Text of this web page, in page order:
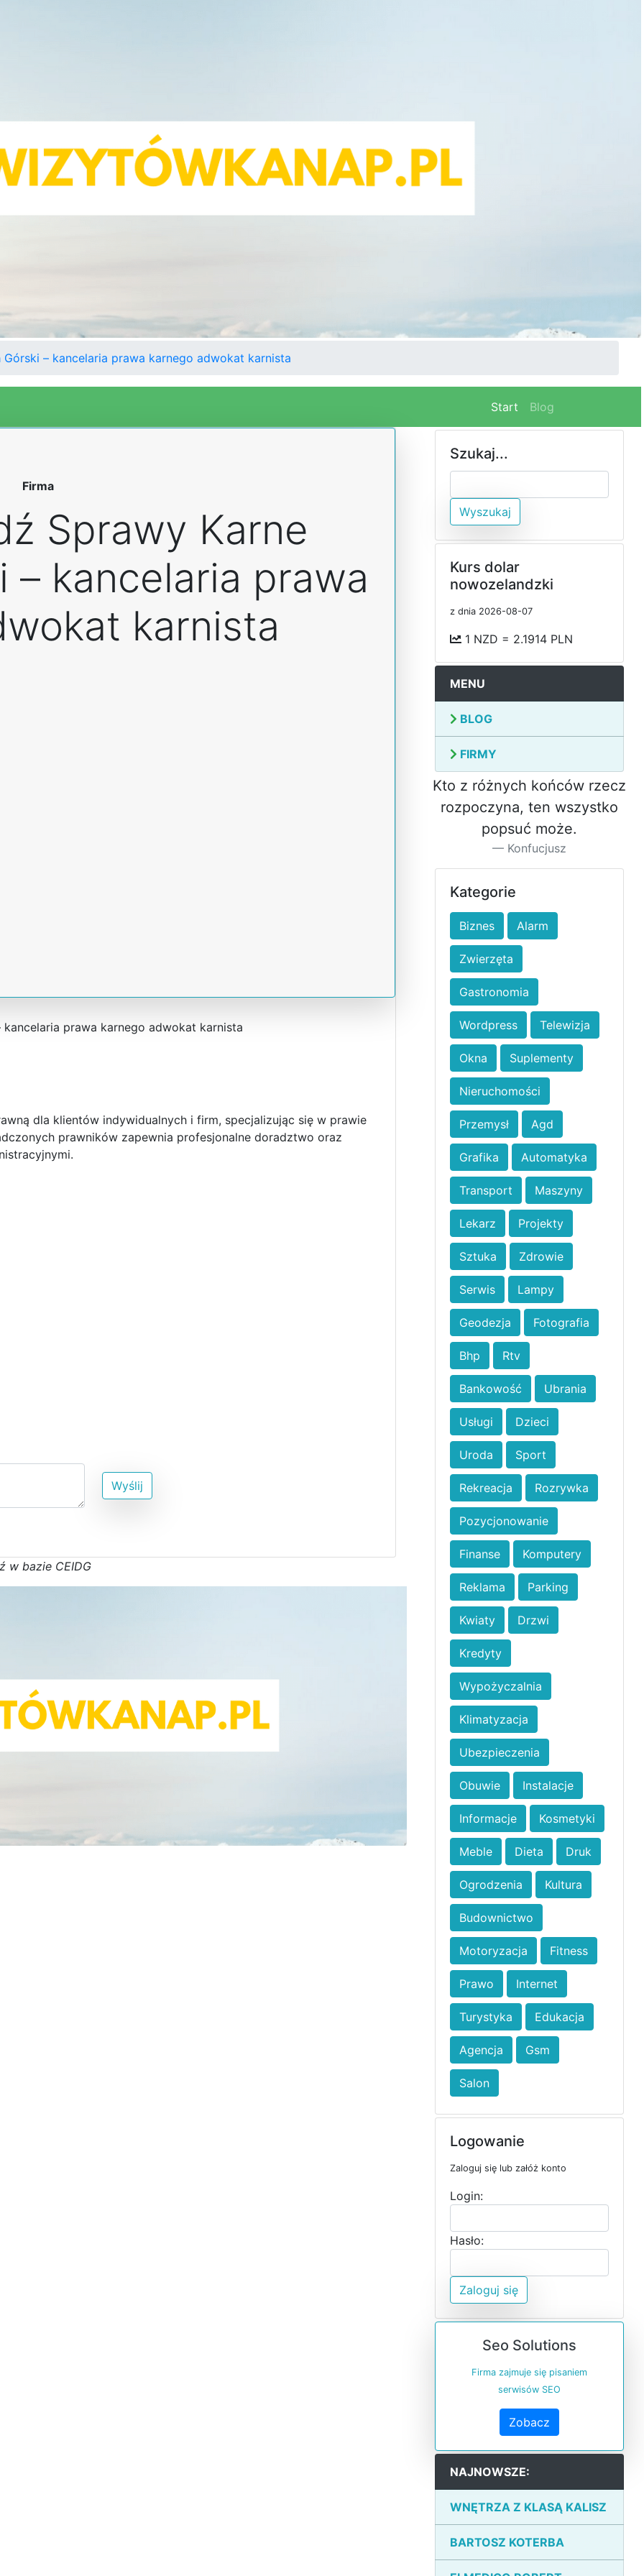
– kancelaria prawa karnego adwokat karnista
Start (current)
Blog
Firma
Sprawy Karne
– kancelaria prawa
karnista
prawa karnego adwokat karnista
dla klientów indywidualnych i firm, specjalizując się w prawie
prawników zapewnia profesjonalne doradztwo oraz
Wyślij
ź w bazie CEIDG
Szukaj...
Wyszukaj
Kurs dolar
nowozelandzki
z dnia 2026-08-07
1 NZD = 2.1914 PLN
MENU
BLOG
FIRMY
Kto z różnych końców rzecz
rozpoczyna, ten wszystko
popsuć może.
Konfucjusz
Kategorie
Biznes Alarm
Zwierzęta
Gastronomia
Wordpress Telewizja
Okna Suplementy
Nieruchomości
Przemysł Agd
Grafika Automatyka
Transport Maszyny
Lekarz Projekty
Sztuka Zdrowie
Serwis Lampy
Geodezja Fotografia
Bhp Rtv
Bankowość Ubrania
Usługi Dzieci
Uroda Sport
Rekreacja Rozrywka
Pozycjonowanie
Finanse Komputery
Reklama Parking
Kwiaty Drzwi
Kredyty
Wypożyczalnia
Klimatyzacja
Ubezpieczenia
Obuwie Instalacje
Informacje Kosmetyki
Meble Dieta Druk
Ogrodzenia Kultura
Budownictwo
Motoryzacja Fitness
Prawo Internet
Turystyka Edukacja
Agencja Gsm
Salon
Logowanie
Zaloguj się lub załóż konto
Login:
Hasło:
Zaloguj się
Seo Solutions
Firma zajmuje się pisaniem
serwisów SEO
Zobacz
NAJNOWSZE:
WNĘTRZA Z KLASĄ KALISZ
BARTOSZ KOTERBA